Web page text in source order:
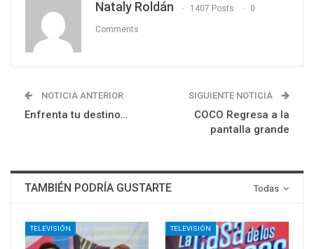
Nataly Roldán 1407 Posts 0
Comments
NOTICIA ANTERIOR
Enfrenta tu destino…
SIGUIENTE NOTICIA
COCO Regresa a la
pantalla grande
Todas
TAMBIÉN PODRÍA GUSTARTE
TELEVISIÓN TELEVISIÓN